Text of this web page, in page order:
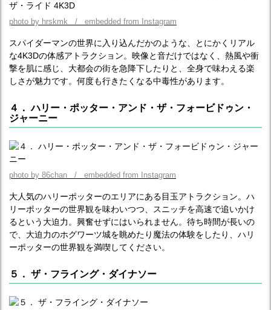
photo by hrskmk / embedded from Instagram
スパイダーマンの世界に入り込んだかのような、とにかくリアル
な4K3Dの体感アトラクション。映像と音だけではなく、熱風や衝
撃を肌に感じ、大都会の街を急降下したりと、全身で味わえる楽
しさが魅力です。何度も行きたくなる中毒性があります。
４． ハリー・ポッター・アンド・ザ・フォービドゥン・
ジャーニー
photo by 86chan / embedded from Instagram
大人気のハリーポッターのエリアにある目玉アトラクション。ハ
リーポッターの世界観を味わいつつ、スニッチを高速で追いかけ
るという大迫力。興奮せずにはいられません。待ち時間が長いの
で、大迫力のホグワーツ城を眺めたり魔法の体験をしたり、ハリ
ーポッターの世界観を満喫してください。
５． ザ・フライング・ダイナソー